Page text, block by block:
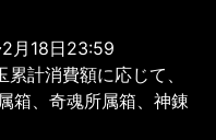
月18日23:59
計消費額に応じて、
箱、奇魂所属箱、神錬